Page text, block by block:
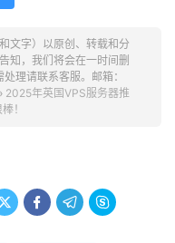
文字）以原创、转载和分
知，我们将会在一时间删
理请联系客服。邮箱：
2025年英国VPS服务器推
！
  